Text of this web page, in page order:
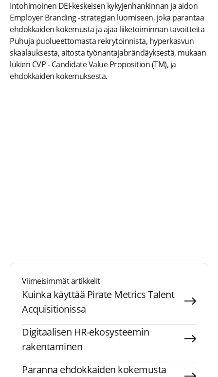
Intohimoinen DEI-keskeisen kykyjenhankinnan ja aidon
Employer Branding -strategian luomiseen, joka parantaa
ehdokkaiden kokemusta ja ajaa liiketoiminnan tavoitteita
Puhuja puolueettomasta rekrytoinnista, hyperkasvun
skaalauksesta, aitosta työnantajabrändäyksestä, mukaan
lukien CVP - Candidate Value Proposition (TM), ja
ehdokkaiden kokemuksesta.
Viimeisimmät artikkelit
Kuinka käyttää Pirate Metrics Talent
Acquisitionissa
Digitaalisen HR-ekosysteemin
rakentaminen
Paranna ehdokkaiden kokemusta